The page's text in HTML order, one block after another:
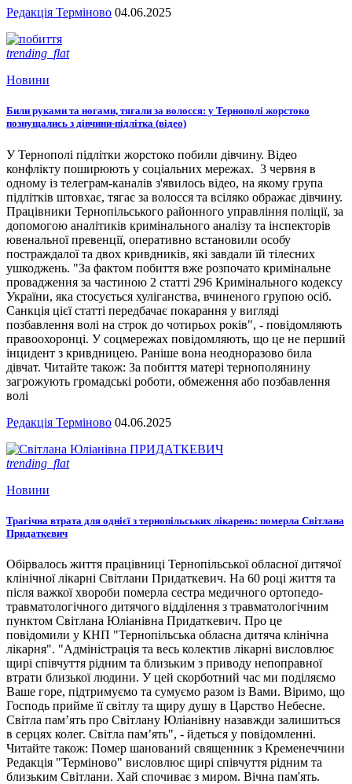
Редакція Терміново 04.06.2025
trending_flat
Новини
Били руками та ногами, тягали за волосся: у Тернополі жорстоко
познущались з дівчини-підлітка (відео)
У Тернополі підлітки жорстоко побили дівчину. Відео
конфлікту поширюють у соціальних мережах. 3 червня в
одному із телеграм-каналів з'явилось відео, на якому група
підлітків штовхає, тягає за волосся та всіляко ображає дівчину.
Працівники Тернопільського районного управління поліції, за
допомогою аналітиків кримінального аналізу та інспекторів
ювенальної превенції, оперативно встановили особу
постраждалої та двох кривдників, які завдали їй тілесних
ушкоджень. "За фактом побиття вже розпочато кримінальне
провадження за частиною 2 статті 296 Кримінального кодексу
України, яка стосується хуліганства, вчиненого групою осіб.
Санкція цієї статті передбачає покарання у вигляді
позбавлення волі на строк до чотирьох років", - повідомляють
правоохоронці. У соцмережах повідомляють, що це не перший
інцидент з кривдницею. Раніше вона неодноразово била
дівчат. Читайте також: За побиття матері тернополянину
загрожують громадські роботи, обмеження або позбавлення
волі
Редакція Терміново 04.06.2025
trending_flat
Новини
Трагічна втрата для однієї з тернопільських лікарень: померла Світлана
Придаткевич
Обірвалось життя працівниці Тернопільської обласної дитячої
клінічної лікарні Світлани Придаткевич. На 60 році життя та
після важкої хвороби померла сестра медичного ортопедо-
травматологічного дитячого відділення з травматологічним
пунктом Світлана Юліанівна Придаткевич. Про це
повідомили у КНП "Тернопільська обласна дитяча клінічна
лікарня". "Адміністрація та весь колектив лікарні висловлює
щирі співчуття рідним та близьким з приводу непоправної
втрати близької людини. У цей скорботний час ми поділяємо
Ваше горе, підтримуємо та сумуємо разом із Вами. Віримо, що
Господь прийме її світлу та щиру душу в Царство Небесне.
Світла пам’ять про Світлану Юліанівну назавжди залишиться
в серцях колег. Світла пам’ять", - йдеться у повідомленні.
Читайте також: Помер шанований священник з Кременеччини
Редакція "Терміново" висловлює щирі співчуття рідним та
близьким Світлани. Хай спочиває з миром. Вічна пам'ять.